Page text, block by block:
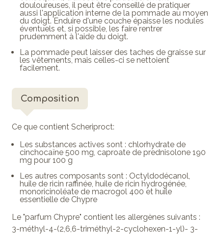
douloureuses, il peut être conseillé de pratiquer
aussi l'application interne de la pommade au moyen
du doigt. Enduire d'une couche épaisse les nodules
éventuels et, si possible, les faire rentrer
prudemment à l'aide du doigt.
La pommade peut laisser des taches de graisse sur
les vêtements, mais celles-ci se nettoient
facilement.
Composition
Ce que contient Scheriproct:
Les substances actives sont : chlorhydrate de
cinchocaïne 500 mg, caproate de prednisolone 190
mg pour 100 g
Les autres composants sont : Octyldodécanol,
huile de ricin raffinée, huile de ricin hydrogénée,
monoricinoléate de macrogol 400 et huile
essentielle de Chypre
Le "parfum Chypre" contient les allergènes suivants :
3-méthyl-4-(2,6,6-triméthyl-2-cyclohexen-1-yl)- 3-